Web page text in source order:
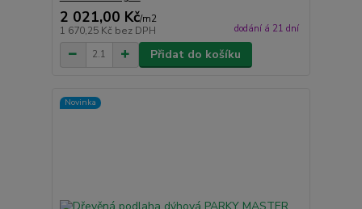
2 021,00 Kč/m2
1 670,25 Kč bez DPH dodání á 21 dní
Přidat do košíku
Novinka